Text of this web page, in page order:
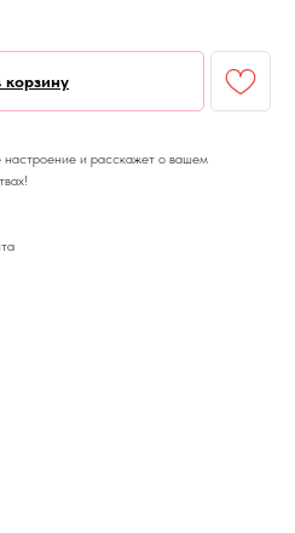
корзину
настроение и расскажет о вашем